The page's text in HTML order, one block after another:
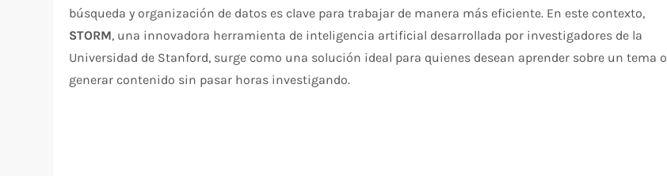
búsqueda y organización de datos es clave para trabajar de manera más eficiente. En este contexto,
STORM, una innovadora herramienta de inteligencia artificial desarrollada por investigadores de la
Universidad de Stanford, surge como una solución ideal para quienes desean aprender sobre un tema o
generar contenido sin pasar horas investigando.